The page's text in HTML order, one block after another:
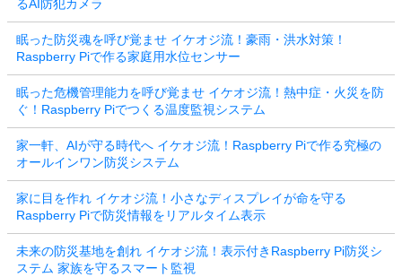
るAI防犯カメラ
眠った防災魂を呼び覚ませ イケオジ流！豪雨・洪水対策！
Raspberry Piで作る家庭用水位センサー
眠った危機管理能力を呼び覚ませ イケオジ流！熱中症・火災を防
ぐ！Raspberry Piでつくる温度監視システム
家一軒、AIが守る時代へ イケオジ流！Raspberry Piで作る究極の
オールインワン防災システム
家に目を作れ イケオジ流！小さなディスプレイが命を守る
Raspberry Piで防災情報をリアルタイム表示
未来の防災基地を創れ イケオジ流！表示付きRaspberry Pi防災シ
ステム 家族を守るスマート監視